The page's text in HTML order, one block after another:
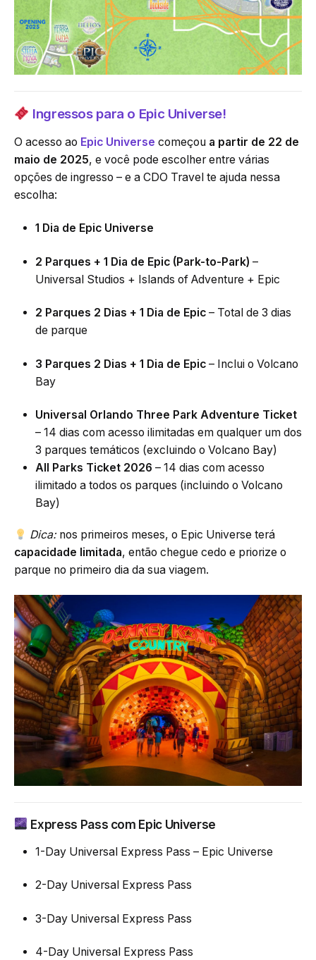
Ingressos para o Epic Universe!
O acesso ao Epic Universe começou a partir de 22 de
maio de 2025, e você pode escolher entre várias
opções de ingresso – e a CDO Travel te ajuda nessa
escolha:
1 Dia de Epic Universe
2 Parques + 1 Dia de Epic (Park-to-Park) –
Universal Studios + Islands of Adventure + Epic
2 Parques 2 Dias + 1 Dia de Epic – Total de 3 dias
de parque
3 Parques 2 Dias + 1 Dia de Epic – Inclui o Volcano
Bay
Universal Orlando Three Park Adventure Ticket
– 14 dias com acesso ilimitadas em qualquer um dos
3 parques temáticos (excluindo o Volcano Bay)
All Parks Ticket 2026 – 14 dias com acesso
ilimitado a todos os parques (incluindo o Volcano
Bay)
Dica:nos primeiros meses, o Epic Universe terá
capacidade limitada, então chegue cedo e priorize o
parque no primeiro dia da sua viagem.
Express Pass com Epic Universe
1-Day Universal Express Pass – Epic Universe
2-Day Universal Express Pass
3-Day Universal Express Pass
4-Day Universal Express Pass